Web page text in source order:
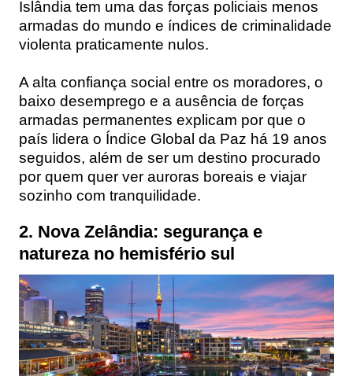
Islândia tem uma das forças policiais menos
armadas do mundo e índices de criminalidade
violenta praticamente nulos.
A alta confiança social entre os moradores, o
baixo desemprego e a ausência de forças
armadas permanentes explicam por que o
país lidera o Índice Global da Paz há 19 anos
seguidos, além de ser um destino procurado
por quem quer ver auroras boreais e viajar
sozinho com tranquilidade.
2. Nova Zelândia: segurança e
natureza no hemisfério sul